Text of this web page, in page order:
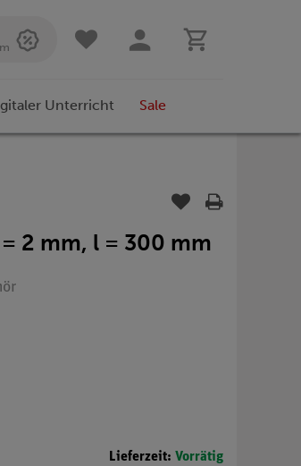
Unterricht Sale
2 mm, l = 300 mm
Lieferzeit: Vorrätig